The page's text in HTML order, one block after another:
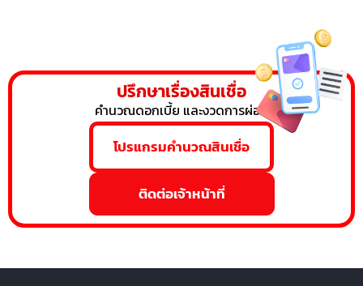
ปรึกษาเรื่องสินเชื่อ
คำนวณดอกเบี้ย และงวดการผ่อน
โปรแกรมคำนวณสินเชื่อ
ติดต่อเจ้าหน้าที่